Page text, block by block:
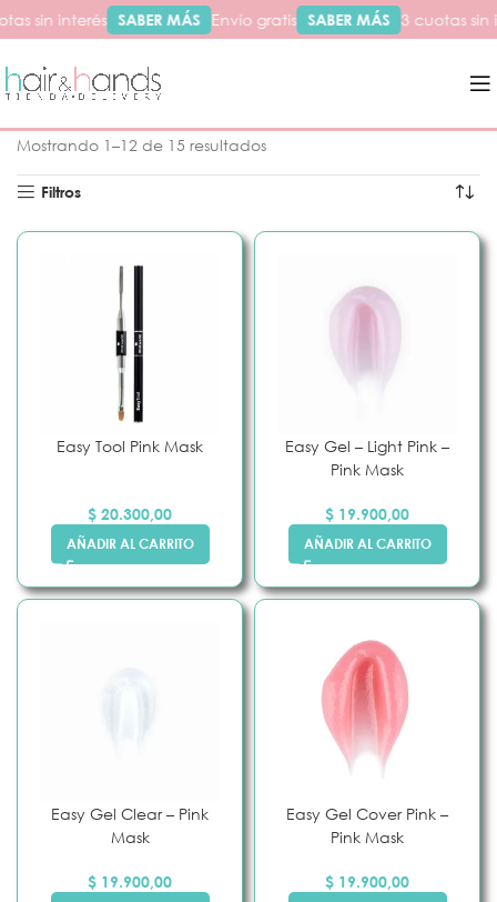
sin interés SABER MÁS Envío gratis SABER MÁS 3 cuotas sin
Mostrando 1–12 de 15 resultados
Filtros
Easy Tool Pink Mask
$ 20.300,00
AÑADIR AL CARRITO
Easy Gel – Light Pink –
Pink Mask
$ 19.900,00
AÑADIR AL CARRITO
Easy Gel Clear – Pink
Mask
$ 19.900,00
Easy Gel Cover Pink –
Pink Mask
$ 19.900,00